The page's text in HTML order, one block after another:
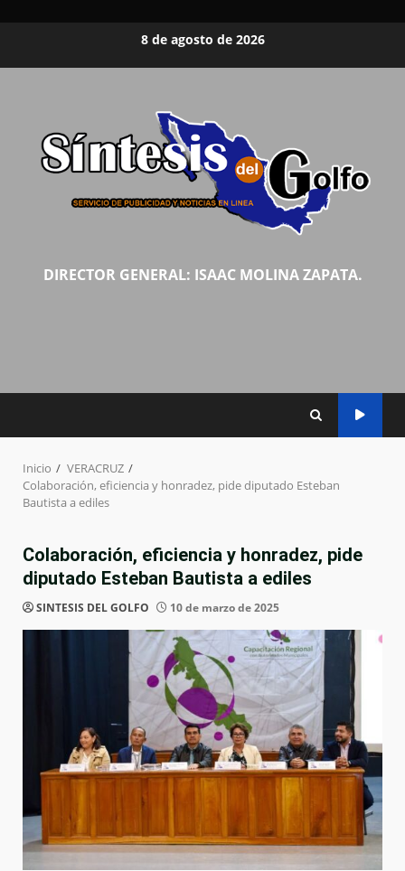
8 de agosto de 2026
DIRECTOR GENERAL: ISAAC MOLINA ZAPATA.
Inicio
VERACRUZ
Colaboración, eficiencia y honradez, pide diputado Esteban
Bautista a ediles
Colaboración, eficiencia y honradez, pide
diputado Esteban Bautista a ediles
SINTESIS DEL GOLFO 10 de marzo de 2025